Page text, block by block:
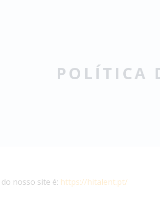
POLÍTICA
nosso site é: https://hitalent.pt/